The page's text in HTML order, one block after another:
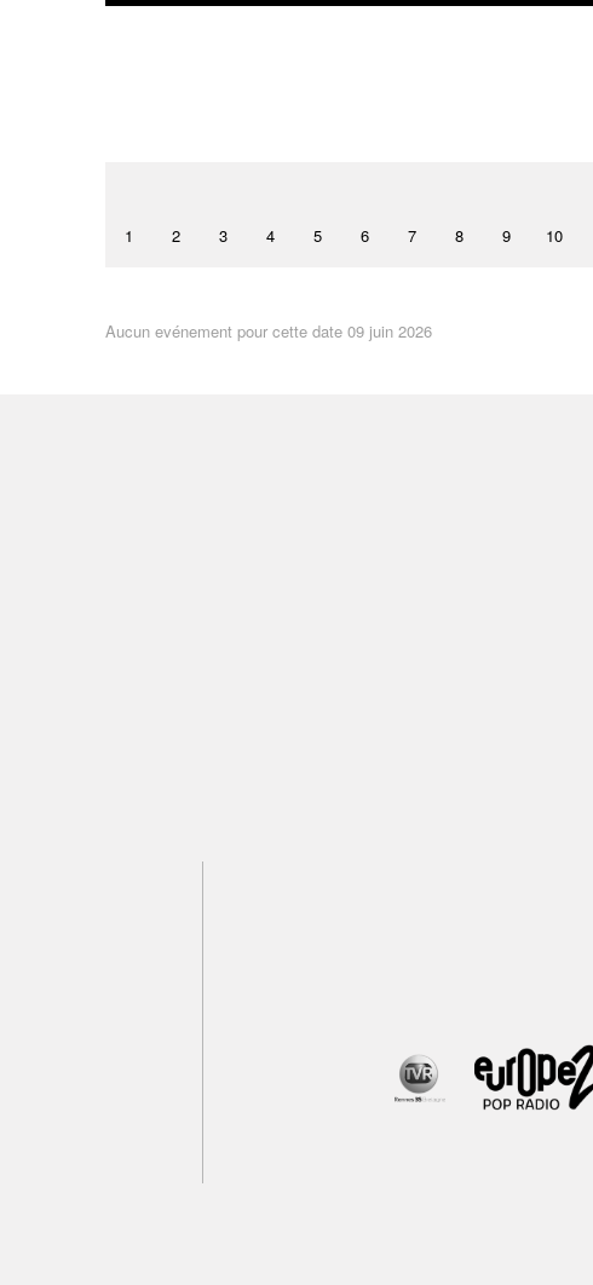
1 2 3 4 5 6 7 8 9 10
Aucun evénement pour cette date 09 juin 2026